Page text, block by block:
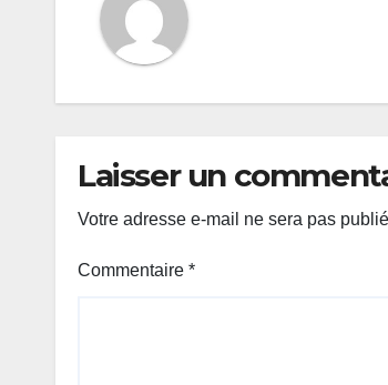
Laisser un
Votre adresse e-mail ne sera pas
Commentaire *